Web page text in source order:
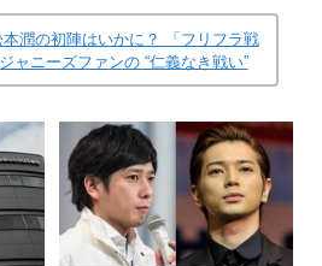
潤の初陣はいかに？ 「フリフラ戦
ャニーズファンの “仁義なき戦い”